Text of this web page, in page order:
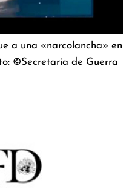
a una «narcolancha» en
©Secretaría de Guerra